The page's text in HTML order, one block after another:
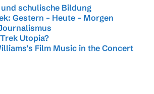
und schulische Bildung
Gestern – Heute – Morgen
Utopia?
Film Music in the Concert